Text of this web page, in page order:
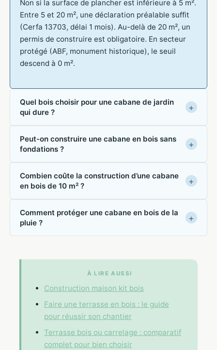
Non si la surface de plancher est inférieure à 5 m².
Entre 5 et 20 m², une déclaration préalable suffit
(Cerfa 13703, délai 1 mois). Au-delà de 20 m², un
permis de construire est obligatoire. En secteur
protégé (ABF, monument historique), le seuil
descend à 0 m².
Quel bois choisir pour une cabane de jardin
qui dure ?
Peut-on construire une cabane en bois sans
fondations ?
Combien coûte la construction d’une cabane
en bois de 10 m² ?
Comment protéger une cabane en bois de la
pluie ?
À LIRE AUSSI
Construction maison kit bois
Faire une terrasse en bois : le guide
pour réussir son chantier
Terrasse bois ou carrelage : comparatif
complet pour bien choisir